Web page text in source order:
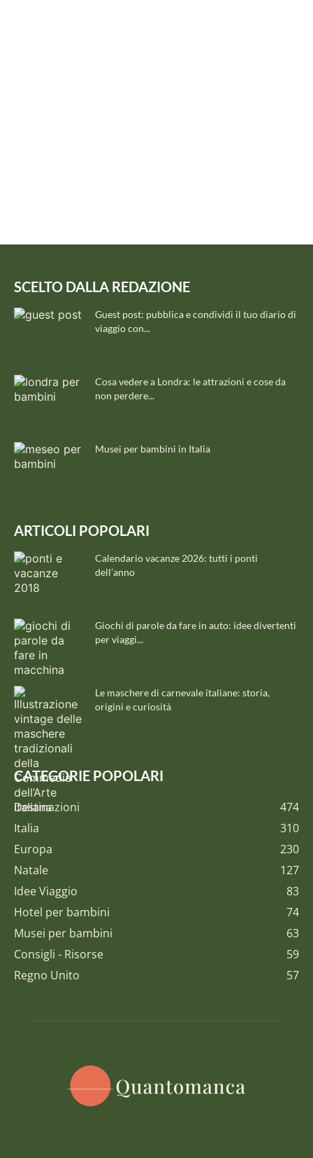
SCELTO DALLA REDAZIONE
Guest post: pubblica e condividi il tuo diario di
viaggio con...
Cosa vedere a Londra: le attrazioni e cose da
non perdere...
Musei per bambini in Italia
ARTICOLI POPOLARI
Calendario vacanze 2026: tutti i ponti
dell’anno
Giochi di parole da fare in auto: idee divertenti
per viaggi...
Le maschere di carnevale italiane: storia,
origini e curiosità
CATEGORIE POPOLARI
Destinazioni
474
Italia
310
Europa
230
Natale
127
Idee Viaggio
83
Hotel per bambini
74
Musei per bambini
63
Consigli - Risorse
59
Regno Unito
57